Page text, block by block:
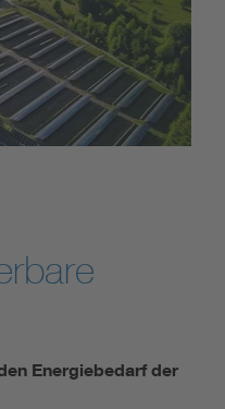
Grid
Energiebedarf der